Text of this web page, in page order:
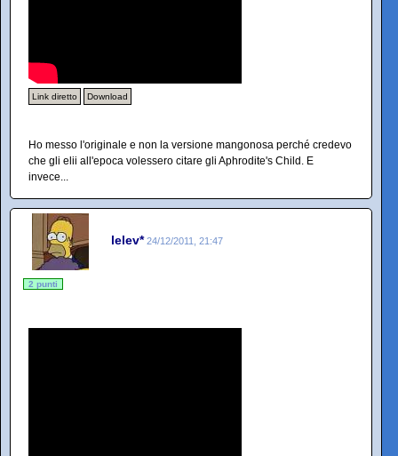
Link diretto Download
Ho messo l'originale e non la versione mangonosa perché credevo
che gli elii all'epoca volessero citare gli Aphrodite's Child. E
invece...
lelev* 24/12/2011, 21:47
2 punti